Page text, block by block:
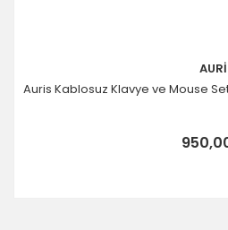
Auris Kablosuz Klavye ve Mouse